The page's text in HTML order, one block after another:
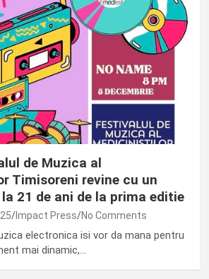
de Muzica al
Timisoreni revine cu un
21 de ani de la prima editie
Impact Press No Comments
electronica isi vor da mana pentru
mai dinamic,…